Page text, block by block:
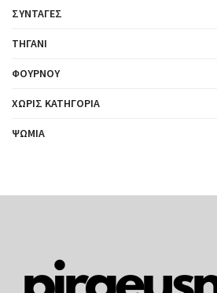
ΣΥΝΤΑΓΈΣ
ΤΗΓΆΝΙ
ΦΟΎΡΝΟΥ
ΧΩΡΊΣ ΚΑΤΗΓΟΡΊΑ
ΨΩΜΙΆ